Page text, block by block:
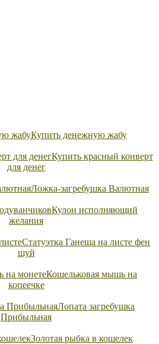
Купить денежную жабу
Купить красный конверт
для денег
Ложка-загребушка Валютная
Кулон исполняющий
желания
Статуэтка Ганеша на листе фен
шуй
Кошельковая мышь на
копеечке
Лопата загребушка
Прибыльная
Золотая рыбка в кошелек